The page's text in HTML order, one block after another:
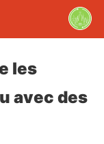
les
avec des